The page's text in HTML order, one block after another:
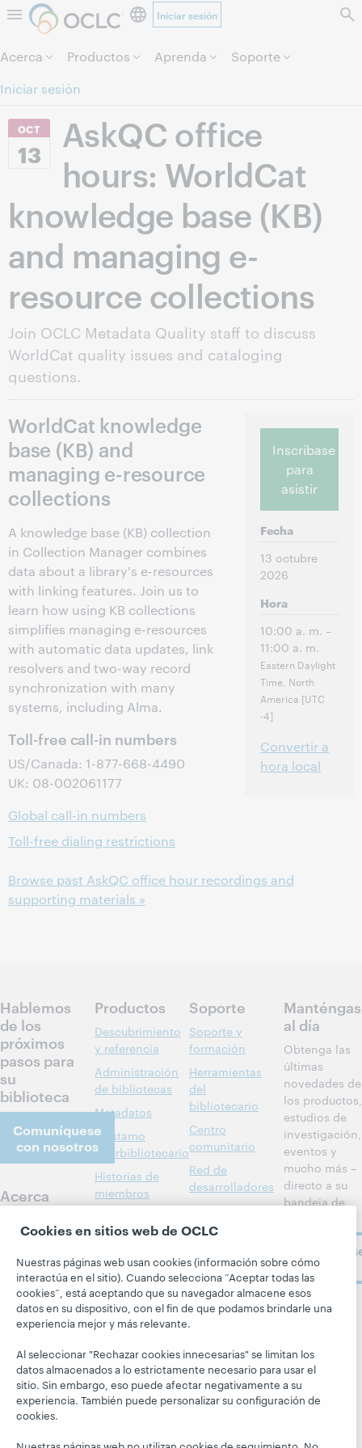
Saltar al contenido.
Iniciar sesión
Acerca Productos Aprenda
Soporte
Iniciar sesión
OCT
13
AskQC office
hours: WorldCat
knowledge base (KB)
and managing e-
resource collections
Join OCLC Metadata Quality staff to discuss
WorldCat quality issues and cataloging
questions.
WorldCat knowledge
base (KB) and
managing e-resource
collections
A knowledge base (KB) collection
in Collection Manager combines
data about a library's e-resources
with linking features. Join us to
learn how using KB collections
simplifies managing e-resources
with automatic data updates, link
resolvers and two-way record
synchronization with many
systems, including Alma.
Toll-free call-in numbers
US/Canada: 1-877-668-4490
UK: 08-002061177
Global call-in numbers
Toll-free dialing restrictions
Inscríbase
para
asistir
Fecha
13 octubre
2026
Hora
10:00 a. m. –
11:00 a. m.
Eastern Daylight
Time, North
America [UTC
-4]
Convertir a
hora local
Browse past AskQC office hour recordings and
supporting materials »
Hablemos
de los
próximos
pasos para
su
biblioteca
Comuníquese
con nosotros
Acerca
OCLC
Carreras
Respeto y
pertenencia
Aspectos
Dirección
Membresía
Trust Center
Productos
Descubrimiento
y referencia
Administración
de bibliotecas
Metadatos
Préstamo
interbibliotecario
Historias de
miembros
productos y
Aprenda
Investigación
WebJunction
Eventos
Seminarios
web a la carta
Soporte
Soporte y
formación
Herramientas
del
bibliotecario
Centro
comunitario
Red de
desarrolladores
BibFormats
Alertas del
Blogs
Blog Next
El blog
Together
President's
Leadership
al día
Obtenga las
últimas
novedades de
los productos,
estudios de
investigación,
eventos y
mucho más –
directo a su
bandeja de
ahora
Siga a
Cookies en sitios web de OCLC
Nuestras páginas web usan cookies (información sobre cómo
interactúa en el sitio). Cuando selecciona “Aceptar todas las
cookies”, está aceptando que su navegador almacene esos
datos en su dispositivo, con el fin de que podamos brindarle una
experiencia mejor y más relevante.
Al seleccionar "Rechazar cookies innecesarias" se limitan los
datos almacenados a lo estrictamente necesario para usar el
sitio. Sin embargo, eso puede afectar negativamente a su
experiencia. También puede personalizar su configuración de
cookies.